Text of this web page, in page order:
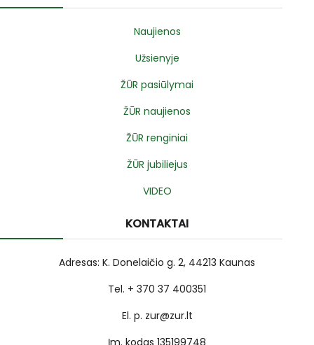
Naujienos
Užsienyje
ŽŪR pasiūlymai
ŽŪR naujienos
ŽŪR renginiai
ŽŪR jubiliejus
VIDEO
KONTAKTAI
Adresas: K. Donelaičio g. 2, 44213 Kaunas
Tel. + 370 37 400351
El. p. zur@zur.lt
Įm. kodas 135199748